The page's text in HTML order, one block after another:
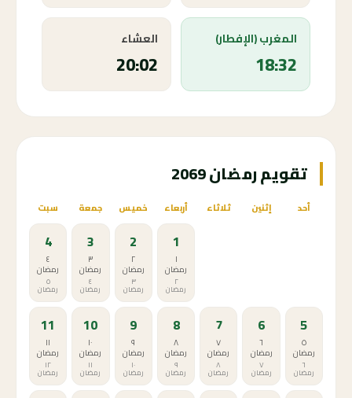
المغرب (الإفطار)
18:32
العشاء
20:02
تقويم رمضان 2069
أحد إثنين ثلاثاء أربعاء خميس جمعة سبت
1
١
رمضان
٢
رمضان
2
٢
رمضان
٣
رمضان
3
٣
رمضان
٤
رمضان
4
٤
رمضان
٥
رمضان
5
٥
رمضان
٦
رمضان
6
٦
رمضان
٧
رمضان
7
٧
رمضان
٨
رمضان
8
٨
رمضان
٩
رمضان
9
٩
رمضان
١٠
رمضان
10
١٠
رمضان
١١
رمضان
11
١١
رمضان
١٢
رمضان